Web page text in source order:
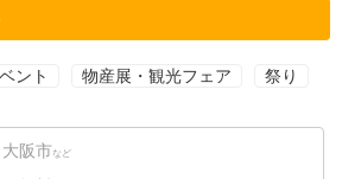
ント 物産展・観光フェア 祭り
阪市 など